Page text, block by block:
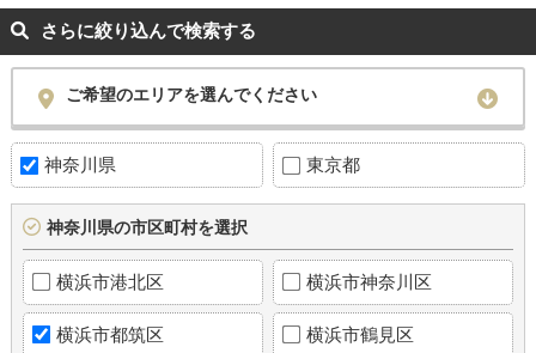
さらに絞り込んで検索する
ご希望のエリアを選んでください
神奈川県 東京都
神奈川県の市区町村を選択
横浜市港北区 横浜市神奈川区
横浜市都筑区 横浜市鶴見区